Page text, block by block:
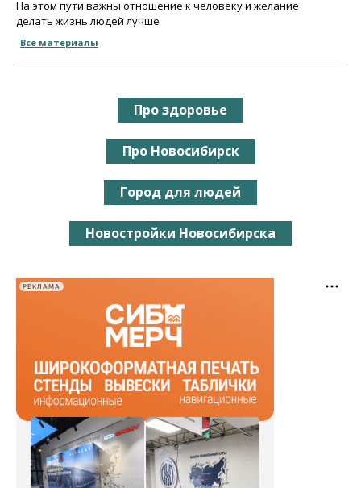
На этом пути важны отношение к человеку и желание
делать жизнь людей лучше
Все материалы
Про здоровье
Про Новосибирск
Город для людей
Новостройки Новосибирска
РЕКЛАМА